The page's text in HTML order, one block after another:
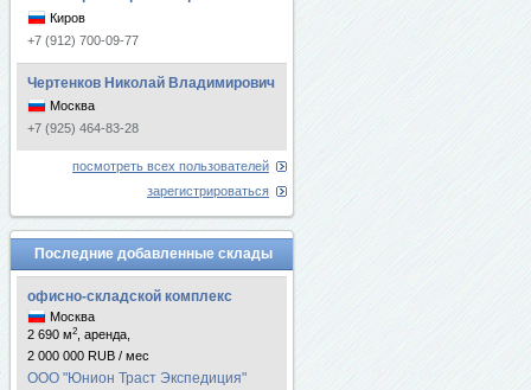
Киров
+7 (912) 700-09-77
Чертенков Николай Владимирович
Москва
+7 (925) 464-83-28
посмотреть всех пользователей
зарегистрироваться
Последние добавленные склады
офисно-складской комплекс
Москва
2 690 м2
, аренда,
2 000 000 RUB / мес
ООО "Юнион Траст Экспедиция"